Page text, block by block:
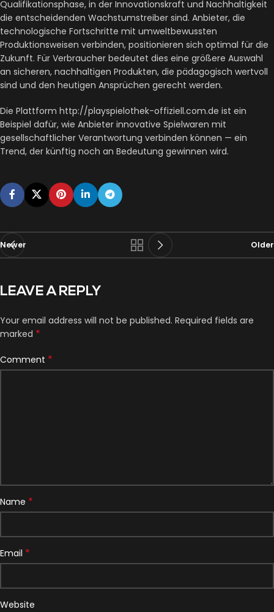
Qualifikationsphase, in der Innovationskraft und Nachhaltigkeit
die entscheidenden Wachstumstreiber sind. Anbieter, die
technologische Fortschritte mit umweltbewussten
Produktionsweisen verbinden, positionieren sich optimal für die
Zukunft. Für Verbraucher bedeutet dies eine größere Auswahl
an sicheren, nachhaltigen Produkten, die pädagogisch wertvoll
sind und den heutigen Ansprüchen gerecht werden.
Die Plattform http://playspielothek-offiziell.com.de ist ein
Beispiel dafür, wie Anbieter innovative Spielwaren mit
gesellschaftlicher Verantwortung verbinden können — ein
Trend, der künftig noch an Bedeutung gewinnen wird.
Newer Older
LEAVE A REPLY
Your email address will not be published. Required fields are
marked *
Comment *
Name *
Email *
Website